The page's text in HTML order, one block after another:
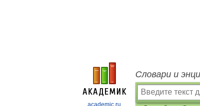
academic.ru
Словари и